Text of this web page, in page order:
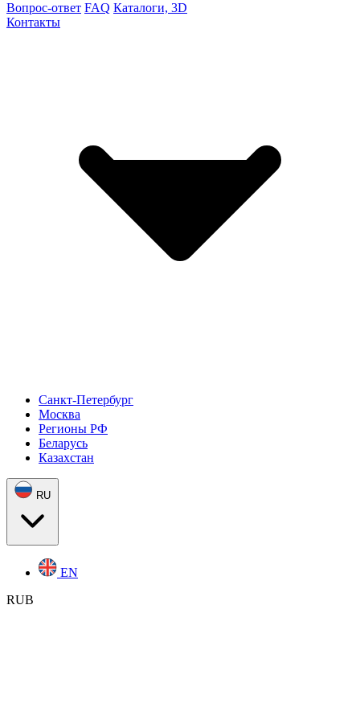
Вопрос-ответ FAQ Каталоги, 3D
Контакты
Санкт-Петербург
Москва
Регионы РФ
Беларусь
Казахстан
RU
EN
RUB